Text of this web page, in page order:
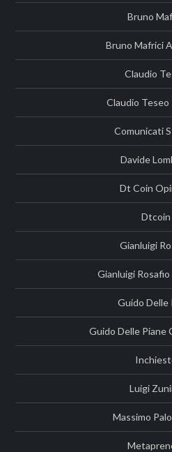
Bruno
Bruno Mafrici
Claudio
Claudio Teseo
Comunicati
Davide
Dt Coin
Dtcoin
Gianluigi
Gianluigi Rosafio
Guido Delle
Guido Delle Piane
Luigi
Massimo